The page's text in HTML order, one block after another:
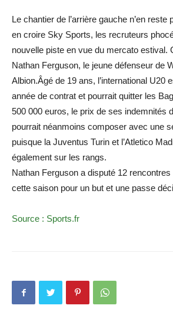
Le chantier de l’arrière gauche n’en
en croire Sky Sports, les recruteurs
nouvelle piste en vue du mercato estival.
Nathan Ferguson, le jeune défenseur de
Albion.Âgé de 19 ans, l’international U20
année de contrat et pourrait quitter les
500 000 euros, le prix de ses indemnités
pourrait néanmoins composer avec une
puisque la Juventus Turin et l’Atletico
également sur les rangs.
Nathan Ferguson a disputé 12
cette saison pour un but et une passe
Source : Sports.fr